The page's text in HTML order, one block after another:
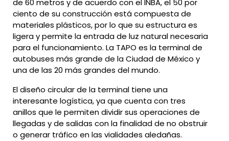
de 60 metros y de acuerdo con el INBA, el 50 por
ciento de su construcción está compuesta de
materiales plásticos, por lo que su estructura es
ligera y permite la entrada de luz natural necesaria
para el funcionamiento. La TAPO es la terminal de
autobuses más grande de la Ciudad de México y
una de las 20 más grandes del mundo.
El diseño circular de la terminal tiene una
interesante logística, ya que cuenta con tres
anillos que le permiten dividir sus operaciones de
llegadas y de salidas con la finalidad de no obstruir
o generar tráfico en las vialidades aledañas.